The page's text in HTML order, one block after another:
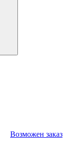
Возможен заказ